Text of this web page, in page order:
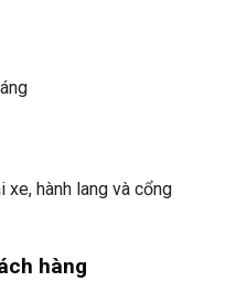
hành lang và cổng
hàng